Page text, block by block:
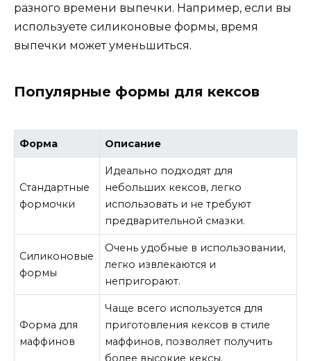
разного времени выпечки. Например, если вы
используете силиконовые формы, время
выпечки может уменьшиться.
Популярные формы для кексов
Форма Описание
Стандартные
формочки
Идеально подходят для
небольших кексов, легко
использовать и не требуют
предварительной смазки.
Силиконовые
формы
Очень удобные в использовании,
легко извлекаются и
непригорают.
Форма для
маффинов
Чаще всего используется для
приготовления кексов в стиле
маффинов, позволяет получить
более высокие кексы.